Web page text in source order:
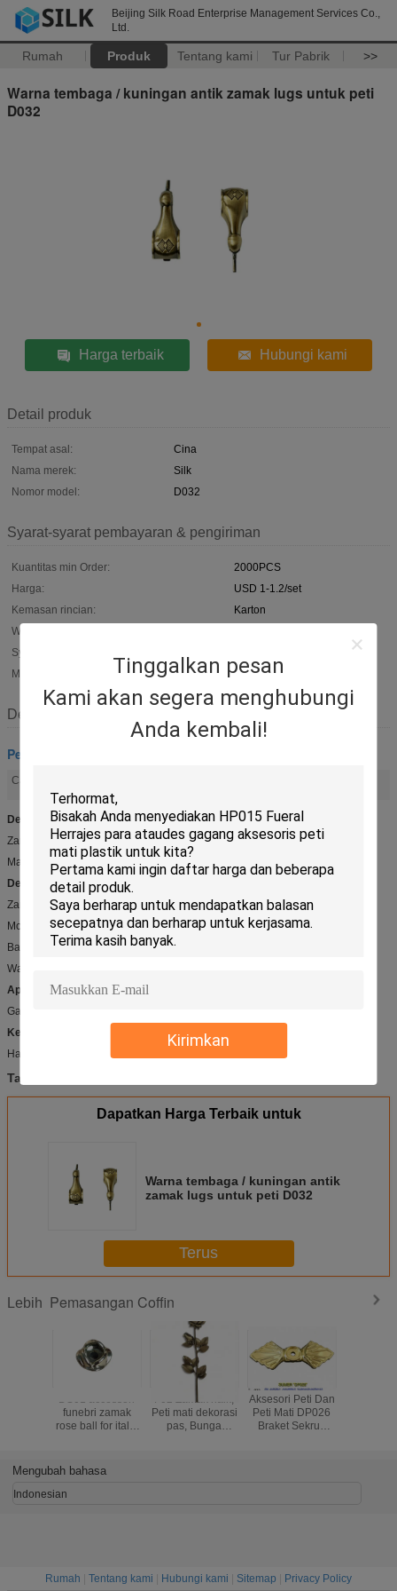
Beijing Silk Road Enterprise Management Services Co.,
Ltd.
Rumah Produk Tentang kami Tur Pabrik >>
Tinggalkan pesan
Kami akan segera menghubungi
Anda kembali!
Kirimkan
Warna tembaga / kuningan antik zamak lugs untuk peti
D032
Harga terbaik Hubungi kami
Detail produk
Tempat asal:
Cina
Nama merek:
Silk
Nomor model:
D032
Syarat-syarat pembayaran & pengiriman
Kuantitas min Order:
2000PCS
Harga:
USD 1-1.2/set
Kemasan rincian:
Karton
Waktu pengiriman:
Syarat-syarat pembayaran:
Menyediakan kemampuan:
10000sets/bulan
Deskripsi
Pemasangan Coffin
Cahaya Tinggi:
Detail Cepat:
Zamak lugs untuk peti D032
Max angkat 50kg
Deskripsi:
Zamak lugs untuk peti D032
Model No: D032
Bahan: Zamak
Warna: emas, kuningan antik atau tembaga antik
Aplikasi:
Gagang dan dekorasi peti kayu atau logam
Keunggulan kompetitif:
Harga kompetitif dan kualitas tinggi
Tag:
Dapatkan Harga Terbaik untuk
Warna tembaga / kuningan antik
zamak lugs untuk peti D032
Terus
Lebih Pemasangan Coffin
DS01 accessori
funebri zamak
rose ball for italia
F02 Zamak naik,
Peti mati dekorasi
pas, Bunga
Aksesori Peti Dan
Peti Mati DP026
Braket Sekrup
Mengubah bahasa
Indonesian
Rumah Tentang kami Hubungi kami Sitemap Privacy Policy